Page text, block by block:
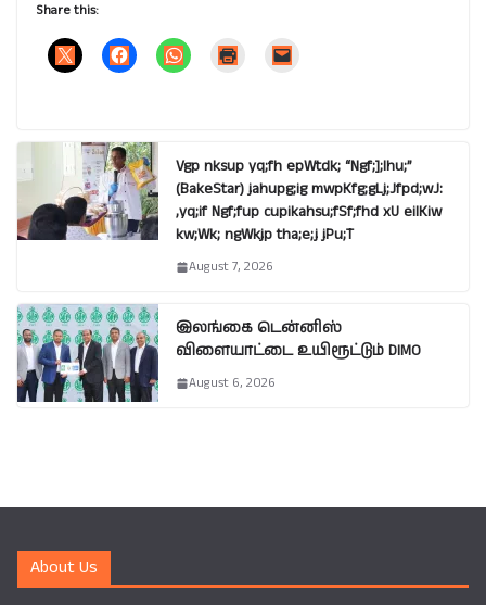
Share this:
Vgp nksup yq;fh epWtdk; “Ngf;];lhu;”
(BakeStar) jahupg;ig mwpKfg;gLj;Jfpd;wJ:
,yq;if Ngf;fup cupikahsu;fSf;fhd xU eilKiw
kw;Wk; ngWkjp tha;e;j jPu;T
August 7, 2026
இலங்கை டென்னிஸ்
விளையாட்டை உயிரூட்டும் DIMO
August 6, 2026
About Us